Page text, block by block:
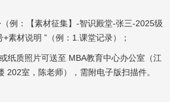
例：【素材征集】-智识殿堂-张三-2025级
素材说明 ”（例：1.课堂记录）；
纸质照片可送至 MBA教育中心办公室（江
202室，陈老师），需附电子版扫描件。